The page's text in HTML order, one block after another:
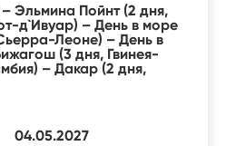
Эльмина Пойнт (2 дня,
д`Ивуар) – День в море
Леоне) – День в
(3 дня, Гвинея-
– Дакар (2 дня,
04.05.2027